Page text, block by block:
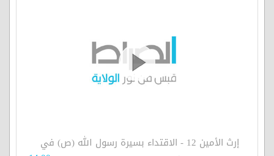
إرث الأمين 12 - الاقتداء بسيرة رسول الله (ص) في